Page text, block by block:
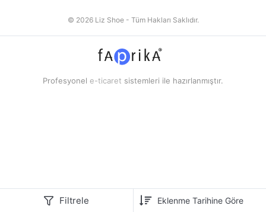
Filtrele
© 2026 Liz Shoe - Tüm Hakları Saklıdır.
Profesyonel e-ticaret sistemleri ile hazırlanmıştır.